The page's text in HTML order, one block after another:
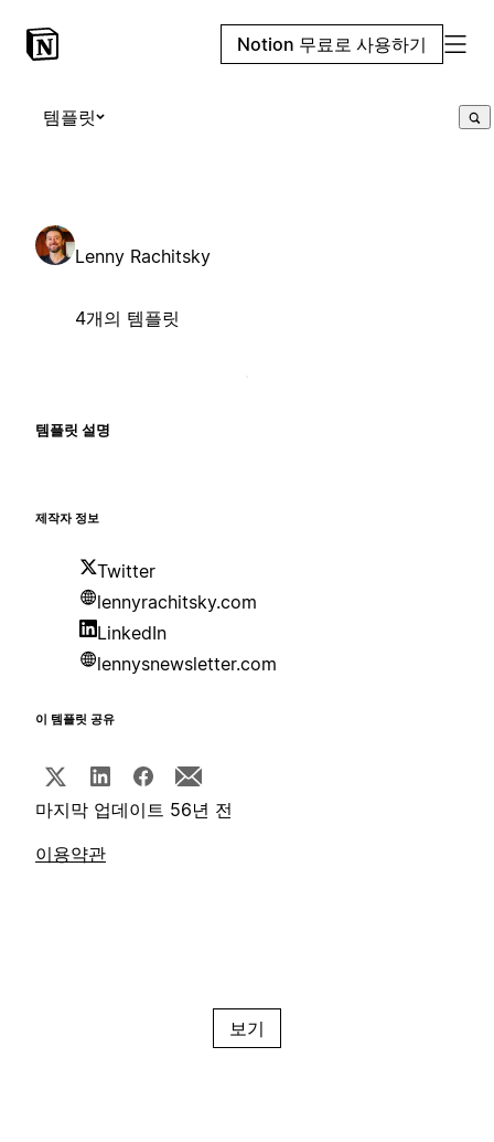
Notion 무료로 사용하기
템플릿
Lenny Rachitsky
4개의 템플릿
템플릿 설명
제작자 정보
Twitter
lennyrachitsky.com
LinkedIn
lennysnewsletter.com
이 템플릿 공유
마지막 업데이트 56년 전
이용약관
보기